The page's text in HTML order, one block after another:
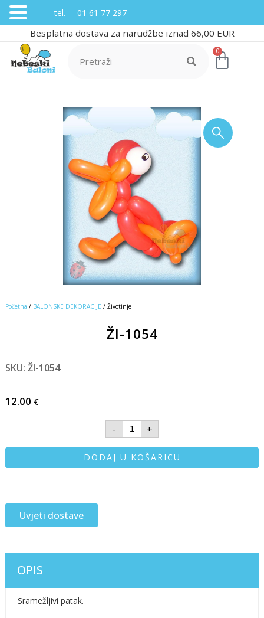
Besplatna dostava za narudžbe iznad 66,00 EUR
0
Početna / BALONSKE DEKORACIJE / Životinje
ŽI-1054
SKU: ŽI-1054
12.00 €
- +
DODAJ U KOŠARICU
Uvjeti dostave
OPIS
Sramežljivi patak.
tel. 01 61 77 297